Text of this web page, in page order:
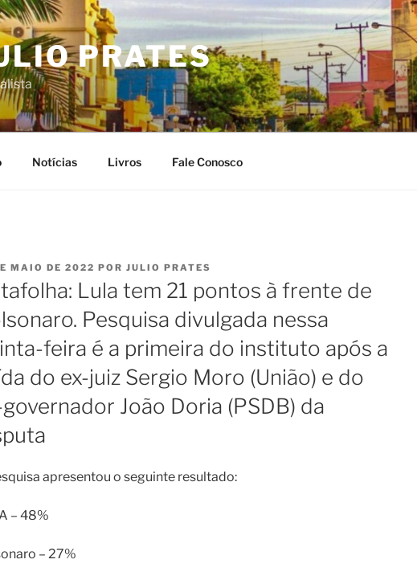
PRATES
Notícias Livros Fale Conosco
MAIO DE 2022 POR JULIO PRATES
Lula tem 21 pontos à frente de
Pesquisa divulgada nessa
feira é a primeira do instituto após a
do ex-juiz Sergio Moro (União) e do
João Doria (PSDB) da
apresentou o seguinte resultado:
– 48%
– 27%